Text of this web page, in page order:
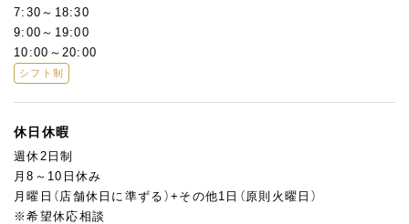
7:30～18:30
9:00～19:00
10:00～20:00
シフト制
休日休暇
週休2日制
月8～10日休み
月曜日（店舗休日に準ずる）+その他1日（原則火曜日）
※希望休応相談